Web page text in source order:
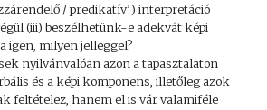
/ predikatív’) interpretáció
(iii) beszélhetünk-e adekvát képi
igen, milyen jelleggel?
nyilvánvalóan azon a tapasztalaton
és a képi komponens, illetőleg azok
feltételez, hanem el is vár valamiféle